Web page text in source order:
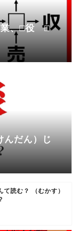
業、□役 □
んだん）じ
て読む？ （むかす）